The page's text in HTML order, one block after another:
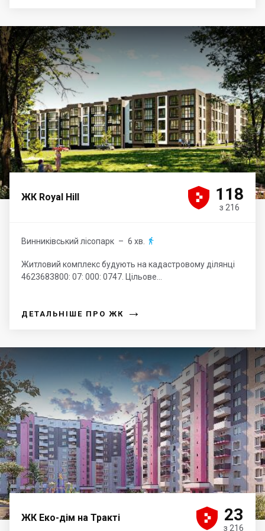
ЖК Royal Hill 



 118
з 216
Винниківський лісопарк – 6 хв. 
Житловий комплекс будують на кадастровому ділянці
4623683800: 07: 000: 0747. Цільове...
ДЕТАЛЬНІШЕ ПРО ЖК →
ЖК Еко-дім на Тракті 



 23
з 216